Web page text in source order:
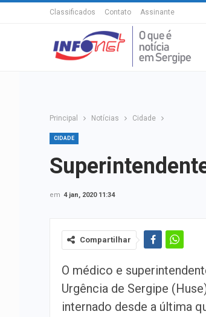
Classificados Contato Assinante
Principal Notícias Cidade
CIDADE
em 4 jan, 2020 11:34
Compartilhar
O médico e
Urgência de Sergipe
internado desde a última